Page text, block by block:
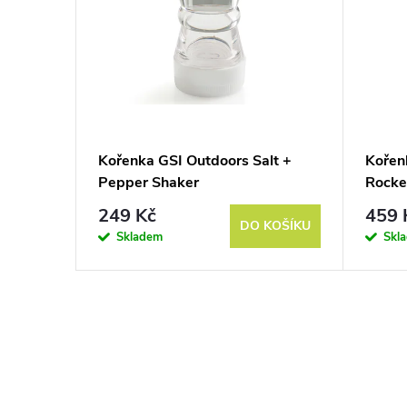
Kořenka GSI Outdoors Salt +
Pepper Shaker
249 Kč
Skladem
DO KOŠÍKU 459